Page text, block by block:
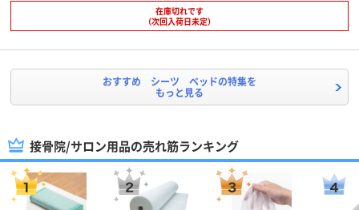
在庫切れです
（次回入荷日未定）
おすすめ シーツ ベッドの特集を
もっと見る
接骨院/サロン用品の売れ筋ランキング